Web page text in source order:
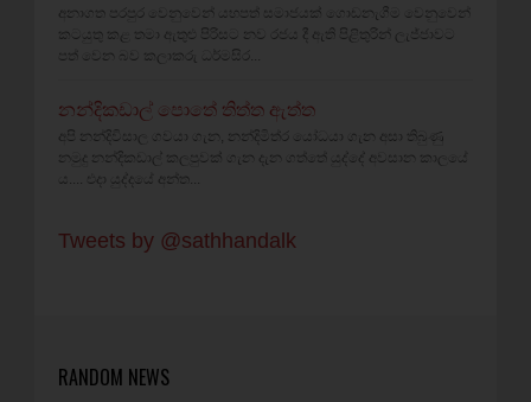
අනාගත පරපුර වෙනුවෙන් යහපත් සමාජයක් ගොඩනැගීම වෙනුවෙන්
කටයුතු කළ තමා ඇතුළු පිරිසට නව රජය දී ඇති පිළිතුරින් ලැජ්ජාවට
පත් වෙන බව කලාකරු ධර්මසිර...
නන්දිකඩාල් පොතේ තිත්ත ඇත්ත
අපි නන්දිවිසාල ගවයා ගැන, නන්දිමිත්ර යෝධයා ගැන අසා තිබුණු
නමුදු නන්දිකඩාල් කලපුවක් ගැන දැන ගත්තේ යුද්දේ අවසාන කාලයේ
ය.... එදා යුද්දයේ අන්ත...
Tweets by @sathhandalk
RANDOM NEWS